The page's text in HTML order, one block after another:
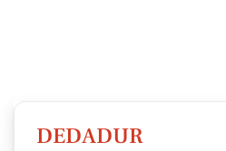
DEDADUR